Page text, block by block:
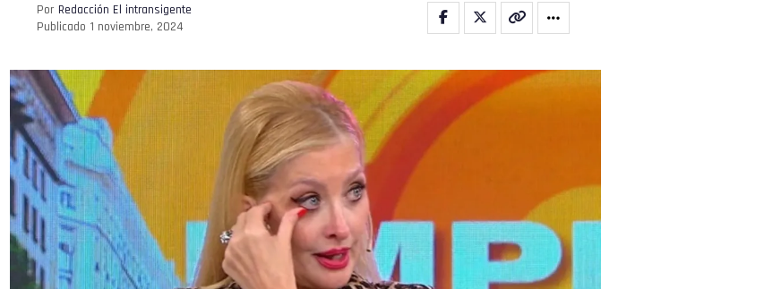
Por Redacción El intransigente
Publicado 1 noviembre, 2024